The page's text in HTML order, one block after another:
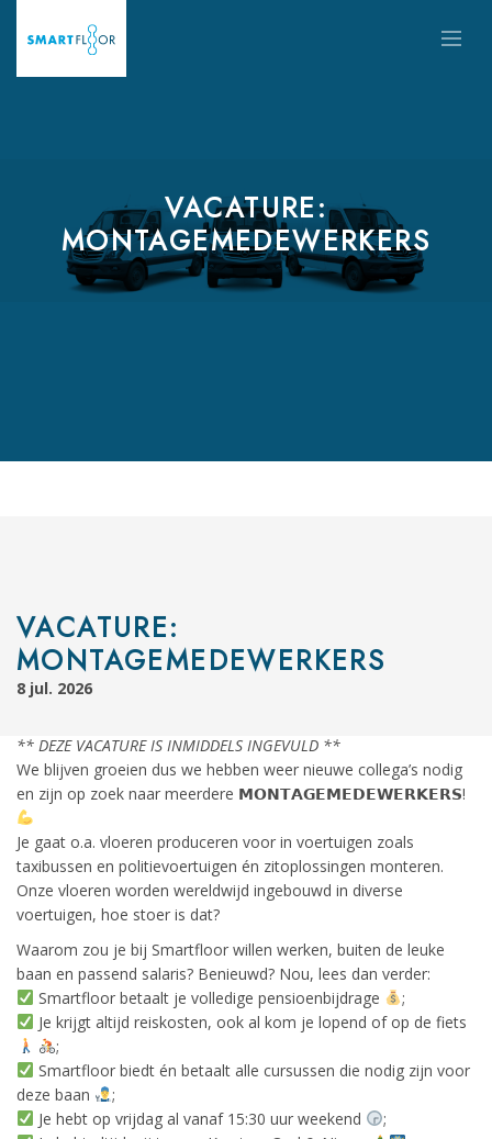
VACATURE:
MONTAGEMEDEWERKERS
VACATURE:
MONTAGEMEDEWERKERS
8 jul. 2026
** DEZE VACATURE IS INMIDDELS INGEVULD **
We blijven groeien dus we hebben weer nieuwe collega’s nodig
en zijn op zoek naar meerdere 𝗠𝗢𝗡𝗧𝗔𝗚𝗘𝗠𝗘𝗗𝗘𝗪𝗘𝗥𝗞𝗘𝗥𝗦!
Je gaat o.a. vloeren produceren voor in voertuigen zoals
taxibussen en politievoertuigen én zitoplossingen monteren.
Onze vloeren worden wereldwijd ingebouwd in diverse
voertuigen, hoe stoer is dat?
Waarom zou je bij Smartfloor willen werken, buiten de leuke
baan en passend salaris? Benieuwd? Nou, lees dan verder:
Smartfloor betaalt je volledige pensioenbijdrage
;
Je krijgt altijd reiskosten, ook al kom je lopend of op de fiets
;
Smartfloor biedt én betaalt alle cursussen die nodig zijn voor
deze baan
;
Je hebt op vrijdag al vanaf 15:30 uur weekend
;